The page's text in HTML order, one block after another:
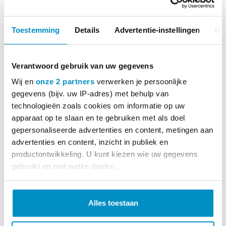
Toestemming Details Advertentie-instellingen
Verantwoord gebruik van uw gegevens
Wij en onze 2 partners verwerken je persoonlijke
gegevens (bijv. uw IP-adres) met behulp van
technologieën zoals cookies om informatie op uw
apparaat op te slaan en te gebruiken met als doel
gepersonaliseerde advertenties en content, metingen aan
advertenties en content, inzicht in publiek en
productontwikkeling. U kunt kiezen wie uw gegevens
gebruikt en met welke doelen.
Lees meer over hoe uw persoonlijke gegevens worden
verwerkt en stel uw voorkeuren in het
U kunt uw toestemming op elk moment wijzigen of
Alles toestaan
PiëzoWave2 PLUS 60